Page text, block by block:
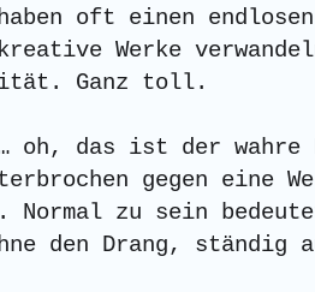
oft einen
Werke
Ganz toll.
oh, das ist der
gegen eine
zu sein
den Drang, ständig